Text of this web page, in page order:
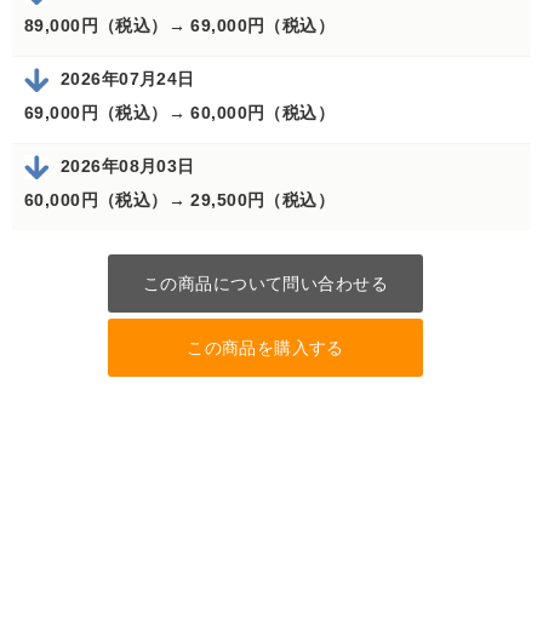
89,000円（税込）→ 69,000円（税込）
2026年07月24日
69,000円（税込）→ 60,000円（税込）
2026年08月03日
60,000円（税込）→ 29,500円（税込）
この商品について問い合わせる
この商品を購入する